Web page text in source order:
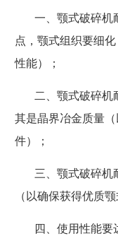
一、颚式破碎机
点，颚式组织要细
性能）；
二、颚式破碎机
其是晶界冶金质量
件）；
三、颚式破碎机
（以确保获得优质
四、使用性能要